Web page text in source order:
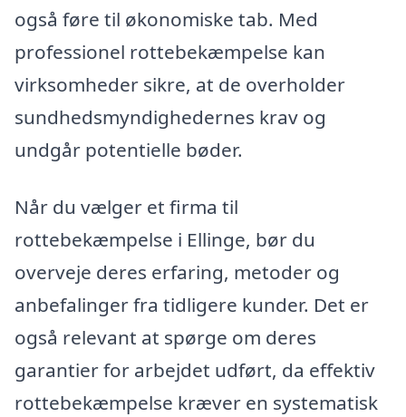
også føre til økonomiske tab. Med
professionel rottebekæmpelse kan
virksomheder sikre, at de overholder
sundhedsmyndighedernes krav og
undgår potentielle bøder.
Når du vælger et firma til
rottebekæmpelse i Ellinge, bør du
overveje deres erfaring, metoder og
anbefalinger fra tidligere kunder. Det er
også relevant at spørge om deres
garantier for arbejdet udført, da effektiv
rottebekæmpelse kræver en systematisk